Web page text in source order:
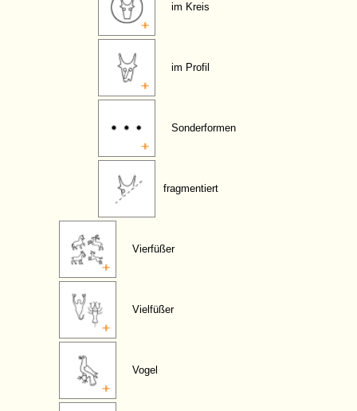
im Kreis
im Profil
Sonderformen
fragmentiert
Vierfüßer
Vielfüßer
Vogel